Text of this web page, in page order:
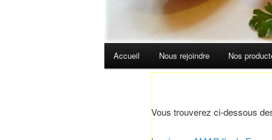
Accueil Nous rejoindre Nos
Vous trouverez ci-dessous